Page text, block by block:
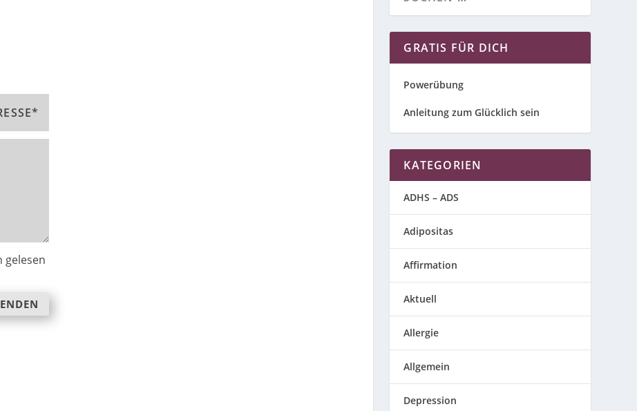
gelesen
GRATIS FÜR DICH
Powerübung
Anleitung zum Glücklich sein
KATEGORIEN
ADHS – ADS
Adipositas
Affirmation
Aktuell
Allergie
Allgemein
Depression